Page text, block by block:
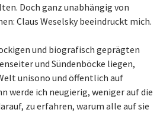
Doch ganz unabhängig von
Claus Weselsky beeindruckt mich.
und biografisch geprägten
und Sündenböcke liegen,
unisono und öffentlich auf
werde ich neugierig, weniger auf die
zu erfahren, warum alle auf sie